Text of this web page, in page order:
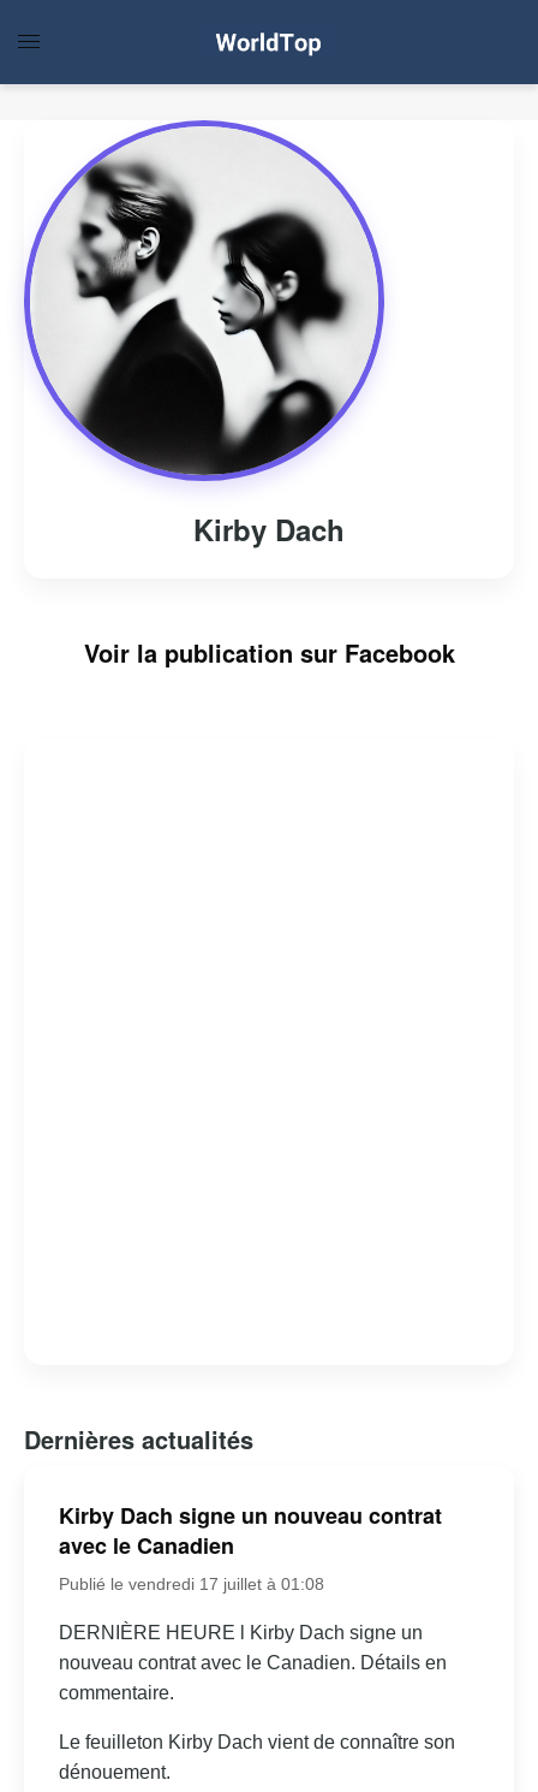
Kirby Dach
Voir la publication sur Facebook
Dernières actualités
Kirby Dach signe un nouveau contrat
avec le Canadien
Publié le vendredi 17 juillet à 01:08
DERNIÈRE HEURE l Kirby Dach signe un
nouveau contrat avec le Canadien. Détails en
commentaire.
Le feuilleton Kirby Dach vient de connaître son
dénouement.